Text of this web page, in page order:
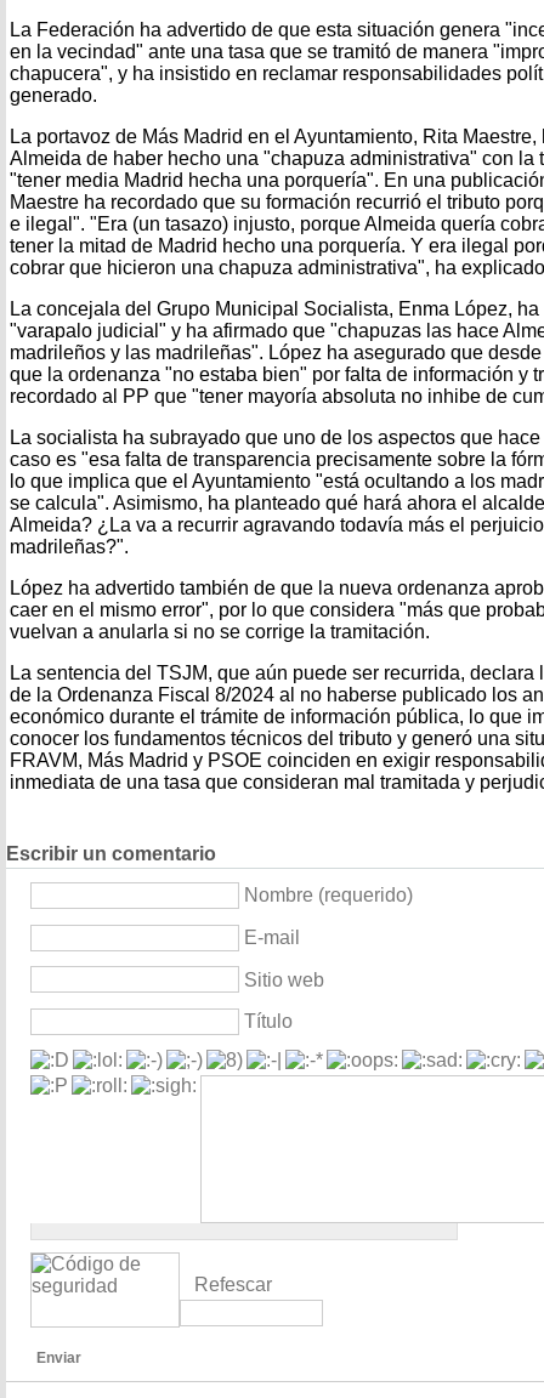
La Federación ha advertido de que esta situación genera
en la vecindad" ante una tasa que se tramitó de manera
chapucera", y ha insistido en reclamar responsabilidades
generado.
La portavoz de Más Madrid en el Ayuntamiento, Rita
Almeida de haber hecho una "chapuza administrativa" con la
"tener media Madrid hecha una porquería". En una
Maestre ha recordado que su formación recurrió el tributo
e ilegal". "Era (un tasazo) injusto, porque Almeida quería
tener la mitad de Madrid hecho una porquería. Y era ilegal
cobrar que hicieron una chapuza administrativa", ha
La concejala del Grupo Municipal Socialista, Enma López,
"varapalo judicial" y ha afirmado que "chapuzas las hace
madrileños y las madrileñas". López ha asegurado que
que la ordenanza "no estaba bien" por falta de información y
recordado al PP que "tener mayoría absoluta no inhibe de
La socialista ha subrayado que uno de los aspectos que
caso es "esa falta de transparencia precisamente sobre la
lo que implica que el Ayuntamiento "está ocultando a los
se calcula". Asimismo, ha planteado qué hará ahora el
Almeida? ¿La va a recurrir agravando todavía más el
madrileñas?".
López ha advertido también de que la nueva ordenanza
caer en el mismo error", por lo que considera "más que
vuelvan a anularla si no se corrige la tramitación.
La sentencia del TSJM, que aún puede ser recurrida,
de la Ordenanza Fiscal 8/2024 al no haberse publicado los
económico durante el trámite de información pública, lo que
conocer los fundamentos técnicos del tributo y generó una
FRAVM, Más Madrid y PSOE coinciden en exigir
inmediata de una tasa que consideran mal tramitada y
Escribir un comentario
Nombre (requerido)
E-mail
Sitio web
Título
Refescar
Enviar